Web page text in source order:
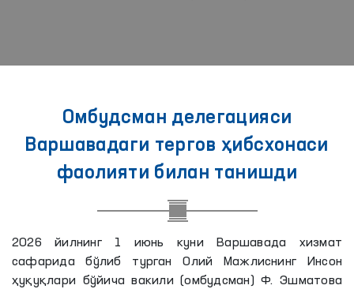
Омбудсман делегацияси
Варшавадаги тергов ҳибсхонаси
фаолияти билан танишди
2026 йилнинг 1 июнь куни Варшавада хизмат
сафарида бўлиб турган Олий Мажлиснинг Инсон
ҳуқуқлари бўйича вакили (омбудсман) Ф. Эшматова